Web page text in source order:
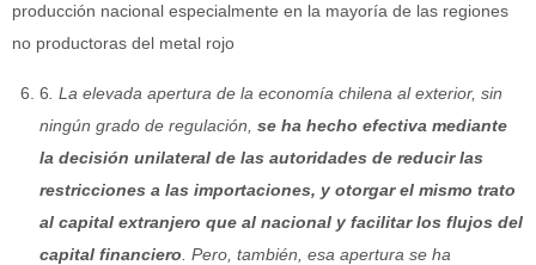
producción nacional especialmente en la mayoría de las regiones
no productoras del metal rojo
6 . La elevada apertura de la economía chilena al exterior, sin
ningún grado de regulación, se ha hecho efectiva mediante
la decisión unilateral de las autoridades de reducir las
restricciones a las importaciones, y otorgar el mismo trato
al capital extranjero que al nacional y facilitar los flujos del
capital financiero . Pero, también, esa apertura se ha